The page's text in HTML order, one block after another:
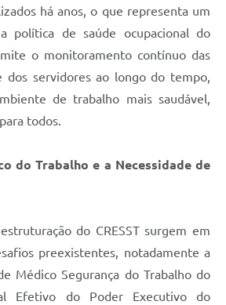
há anos, o que representa um
política de saúde ocupacional do
o monitoramento contínuo das
dos servidores ao longo do tempo,
de trabalho mais saudável,
todos.
do Trabalho e a Necessidade de
do CRESST surgem em
preexistentes, notadamente a
Médico Segurança do Trabalho do
Efetivo do Poder Executivo do